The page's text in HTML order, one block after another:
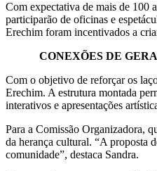
Com expectativa de mais de 100
participarão de oficinas e
Erechim foram incentivados a
CONEXÕES DE
Com o objetivo de reforçar os
Erechim. A estrutura montada
interativos e apresentações
Para a Comissão Organizadora,
da herança cultural. “A proposta
comunidade”, destaca Sandra.